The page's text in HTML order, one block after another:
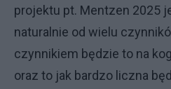
projektu pt. Mentzen 2025
naturalnie od wielu
czynnikiem będzie to na
oraz to jak bardzo liczna